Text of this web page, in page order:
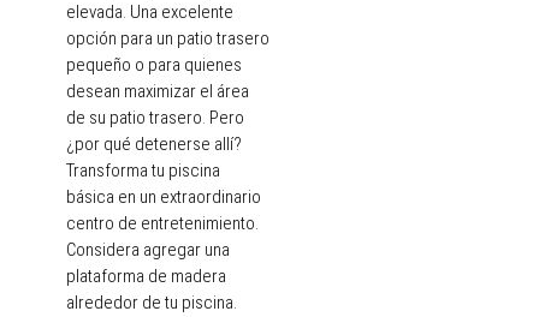
elevada. Una excelente
opción para un patio trasero
pequeño o para quienes
desean maximizar el área
de su patio trasero. Pero
¿por qué detenerse allí?
Transforma tu piscina
básica en un extraordinario
centro de entretenimiento.
Considera agregar una
plataforma de madera
alrededor de tu piscina.